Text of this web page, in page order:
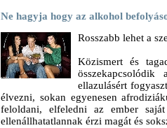
Ne hagyja hogy az alkohol
Rosszabb lehet a
Közismert és
ellazulásért
élvezni, sokan egyenesen
feloldani, elfeledni az ember saját
ellenállhatatlannak érzi magát és